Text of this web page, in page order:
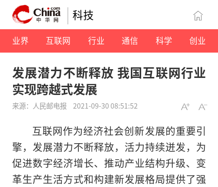
科技
业界 互联网 行业 通信 科学 创业
发展潜力不断释放 我国互联网行业
实现跨越式发展
来源：人民邮电报 2021-09-30 08:51:52
互联网作为经济社会创新发展的重要引
擎，发展潜力不断释放，活力持续迸发，为
促进数字经济增长、推动产业结构升级、变
革生产生活方式和构建新发展格局提供了强